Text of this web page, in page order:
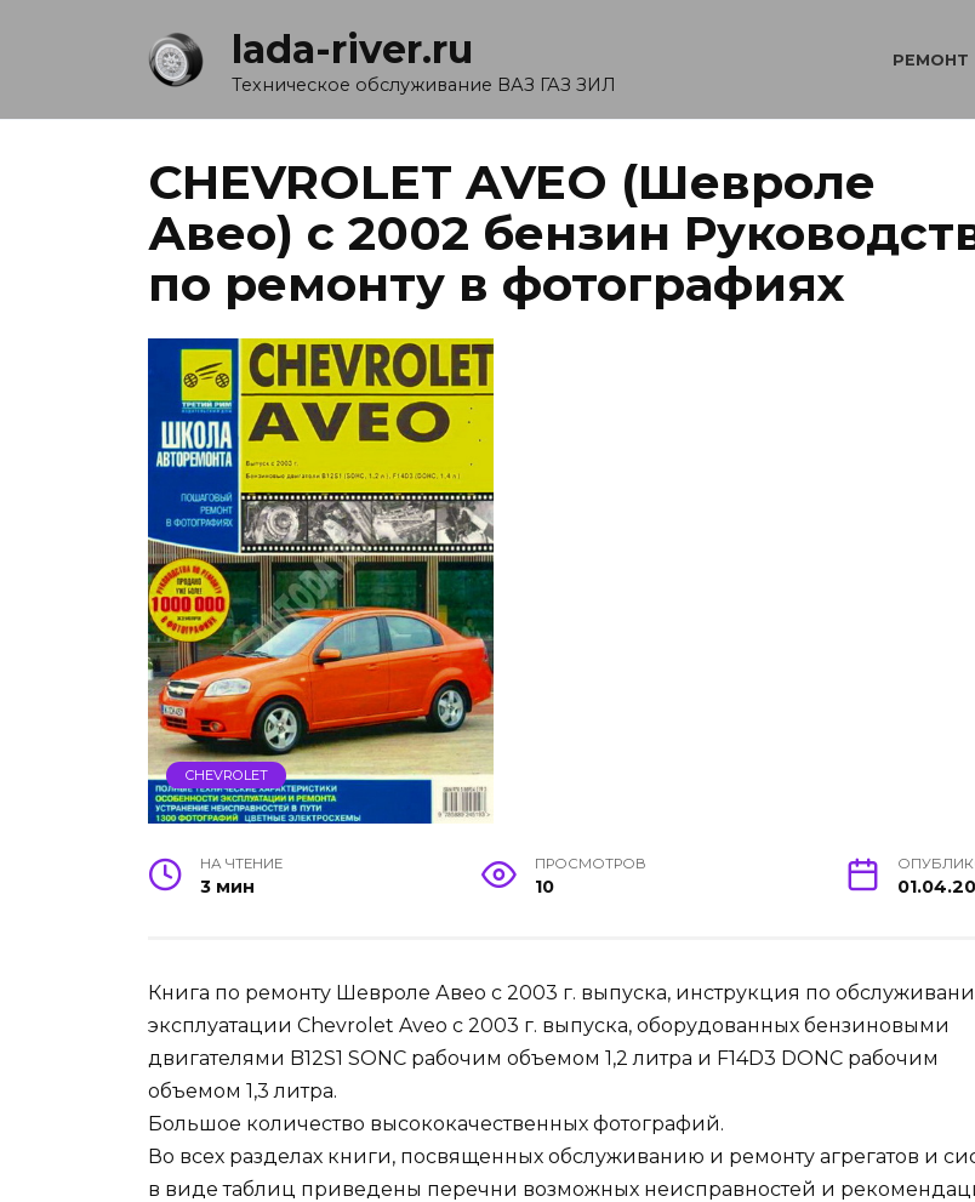
lada-river.ru
Техническое обслуживание ВАЗ ГАЗ ЗИЛ
РЕМОНТ
CHEVROLET AVEO (Шевроле
Авео) с 2002 бензин
по ремонту в фотографиях
CHEVROLET
НА ЧТЕНИЕ
3 мин
ПРОСМОТРОВ
10
Книга по ремонту Шевроле Авео с 2003 г. выпуска, инструкция по
эксплуатации Chevrolet Aveo с 2003 г. выпуска, оборудованных бензиновыми
двигателями B12S1 SONC рабочим объемом 1,2 литра и F14D3 DONC рабочим
объемом 1,3 литра.
Большое количество высококачественных фотографий.
Во всех разделах книги, посвященных обслуживанию и ремонту агрегатов и
в виде таблиц приведены перечни возможных неисправностей и